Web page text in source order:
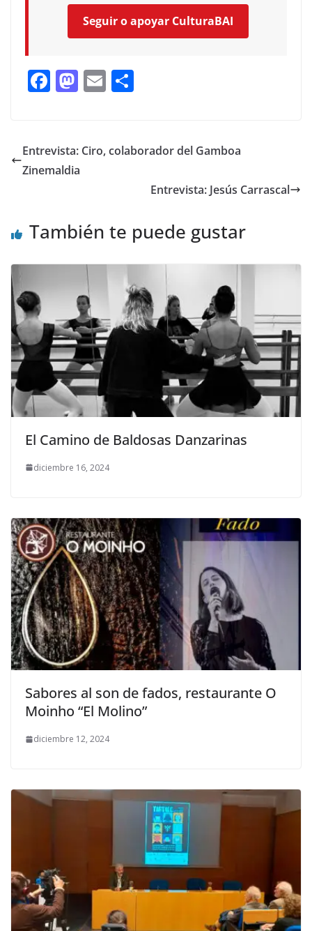
Seguir o apoyar CulturaBAI
F
b
o
M
d
o
E
l p
Entrevista: Ciro, colaborador del Gamboa
Zinemaldia
Entrevista: Jesús Carrascal
También te puede gustar
El Camino de Baldosas Danzarinas
diciembre 16, 2024
Sabores al son de fados, restaurante O
Moinho “El Molino”
diciembre 12, 2024